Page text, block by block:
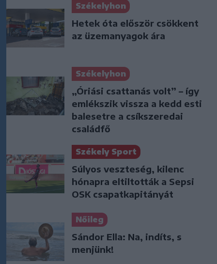
Székelyhon
Hetek óta először csökkent
az üzemanyagok ára
Székelyhon
„Óriási csattanás volt” – így
emlékszik vissza a kedd esti
balesetre a csíkszeredai
családfő
Székely Sport
Súlyos veszteség, kilenc
hónapra eltiltották a Sepsi
OSK csapatkapitányát
Nőileg
Sándor Ella: Na, indíts, s
menjünk!